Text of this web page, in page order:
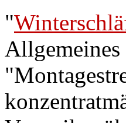
"
Allgemeines